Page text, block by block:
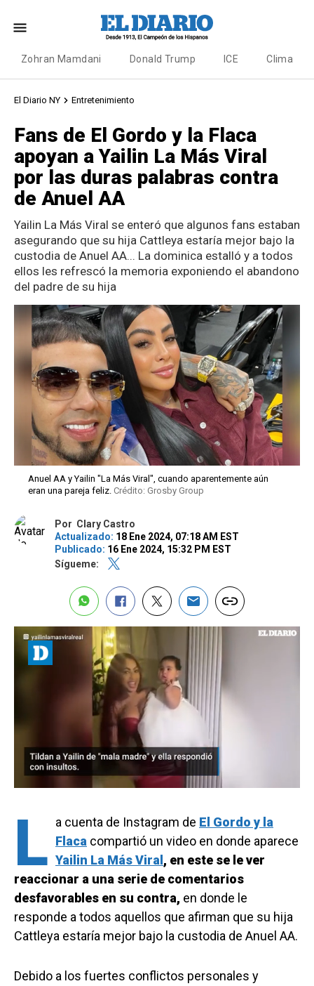
Zohran Mamdani Donald Trump ICE Clima
El Diario NY Entretenimiento
Fans de El Gordo y la Flaca
apoyan a Yailin La Más Viral
por las duras palabras contra
de Anuel AA
Yailin La Más Viral se enteró que algunos fans estaban
asegurando que su hija Cattleya estaría mejor bajo la
custodia de Anuel AA... La dominica estalló y a todos
ellos les refrescó la memoria exponiendo el abandono
del padre de su hija
Anuel AA y Yailin "La Más Viral", cuando aparentemente aún
eran una pareja feliz. Crédito: Grosby Group
Por Clary Castro
Actualizado: 18 Ene 2024, 07:18 AM EST
Publicado: 16 Ene 2024, 15:32 PM EST
Sígueme:
L a cuenta de Instagram de El Gordo y la
Flaca compartió un video en donde aparece
Yailin La Más Viral , en este se le ver
reaccionar a una serie de comentarios
desfavorables en su contra, en donde le
responde a todos aquellos que afirman que su hija
Cattleya estaría mejor bajo la custodia de Anuel AA.
Debido a los fuertes conflictos personales y